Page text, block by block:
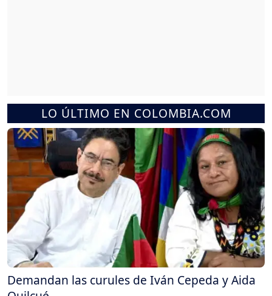
LO ÚLTIMO EN COLOMBIA.COM
Demandan las curules de Iván Cepeda y Aida